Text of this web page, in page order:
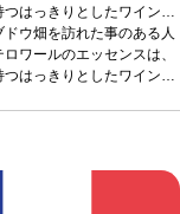
はっきりとしたワインを
者であるシャネルは、201
テミリオンの中心に位置
れ、テロワールは台地に
く。石灰岩台地によるワ
ガントなワインを造り出
とはっきりとしたエレガ
によるものである。現在
ウ畑を訪れた事のある人
ワールのエッセンスは、
はっきりとしたワインを
れ、テロワールは台地に
ロー、カベルネ・フラン
丘の西の斜面を見下ろ
く。石灰岩台地によるワ